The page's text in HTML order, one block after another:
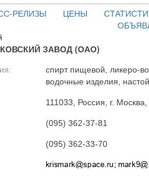
РЕЛИЗЫ ЦЕНЫ
ЗАВОД (ОАО)
спирт пищевой, ликеро-
водочные изделия,
111033, Россия, г.
(095) 362-37-81
(095) 362-33-70